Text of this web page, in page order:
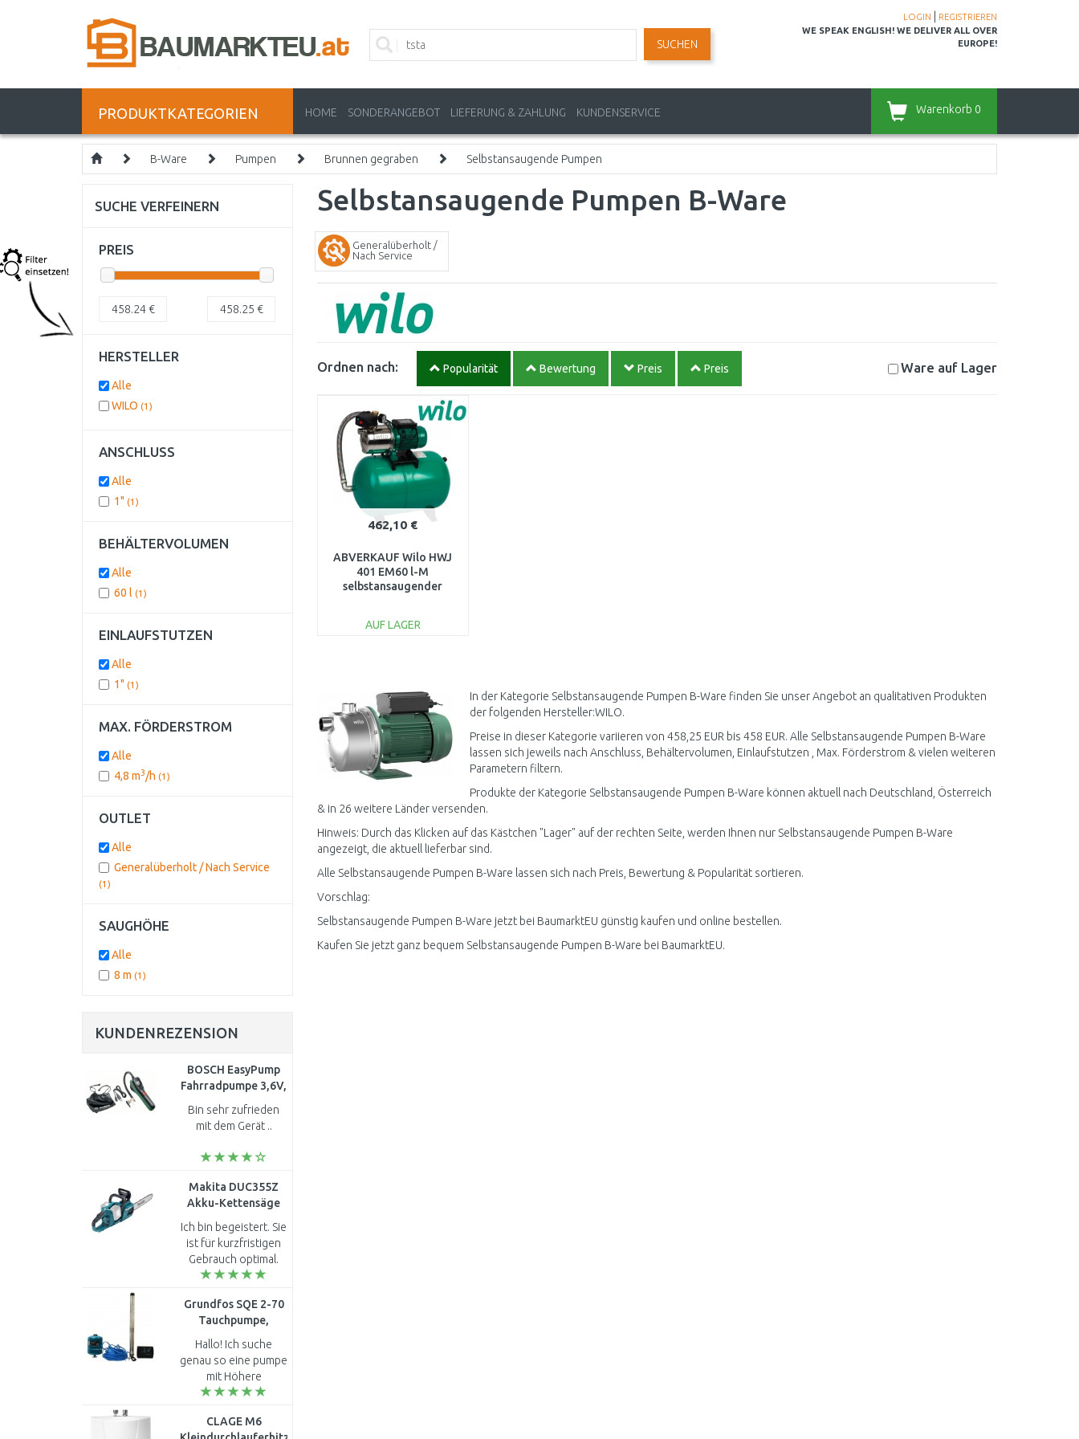
LOGIN
REGISTRIEREN
WE SPEAK ENGLISH! WE DELIVER ALL OVER
EUROPE!
SUCHEN
PRODUKTKATEGORIEN HOME SONDERANGEBOT LIEFERUNG & ZAHLUNG KUNDENSERVICE Warenkorb 0
B-Ware Pumpen Brunnen gegraben Selbstansaugende Pumpen
Selbstansaugende Pumpen B-Ware
Generalüberholt /
Nach Service
Ordnen nach: Popularität Bewertung Preis Preis Ware auf Lager
462,10 €
ABVERKAUF Wilo HWJ
401 EM60 l-M
selbstansaugender
AUF LAGER
Vergleichen
In der Kategorie Selbstansaugende Pumpen B-Ware finden Sie unser Angebot an qualitativen Produkten
der folgenden Hersteller:WILO.
Preise in dieser Kategorie variieren von 458,25 EUR bis 458 EUR. Alle Selbstansaugende Pumpen B-Ware
lassen sich jeweils nach Anschluss, Behältervolumen, Einlaufstutzen , Max. Förderstrom & vielen weiteren
Parametern filtern.
Produkte der Kategorie Selbstansaugende Pumpen B-Ware können aktuell nach Deutschland, Österreich
& in 26 weitere Länder versenden.
Hinweis: Durch das Klicken auf das Kästchen "Lager" auf der rechten Seite, werden Ihnen nur Selbstansaugende Pumpen B-Ware
angezeigt, die aktuell lieferbar sind.
Alle Selbstansaugende Pumpen B-Ware lassen sich nach Preis, Bewertung & Popularität sortieren.
Vorschlag:
Selbstansaugende Pumpen B-Ware jetzt bei BaumarktEU günstig kaufen und online bestellen.
Kaufen Sie jetzt ganz bequem Selbstansaugende Pumpen B-Ware bei BaumarktEU.
SUCHE VERFEINERN
PREIS
458.24€ 458.25 €
HERSTELLER
Alle
WILO (1)
ANSCHLUSS
Alle
1" (1)
BEHÄLTERVOLUMEN
Alle
60 l (1)
EINLAUFSTUTZEN
Alle
1" (1)
MAX. FÖRDERSTROM
Alle
4,8 m3/h (1)
OUTLET
Alle
Generalüberholt / Nach Service
(1)
SAUGHÖHE
Alle
8 m (1)
KUNDENREZENSION
BOSCH EasyPump
Fahrradpumpe 3,6V,
3Ah 0603947000
Bin sehr zufrieden
mit dem Gerät ..
Makita DUC355Z
Akku-Kettensäge
35cm, Li-ion LXT
2x18V, Solo ohne
Akku
Ich bin begeistert. Sie
ist für kurzfristigen
Gebrauch optimal.
Nicht für Holz über
Grundfos SQE 2-70
Tauchpumpe,
Konstantdruckpaket
mit 60 m Kabel
96160961
Hallo! Ich suche
genau so eine pumpe
mit Höhere
wirkungsgrad, aber
einmal zu Zahlen,
CLAGE M6